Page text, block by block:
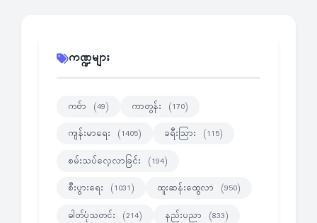
ကဏ္ဍများ
ကဗ်ာ (49) ကာတွန်း (170)
ကျန်းမာရေး (1405) ခရီးသြား (115)
စမ်းသပ်လေ့လာခြင်း (194)
စီးပွားရေး (1031) ထူးဆန်းထွေလာ (950)
ဓါတ်ပုံသတင်း (214) နည်းပညာ (833)